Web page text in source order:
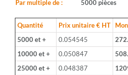
Valeur:
0,33ohm
-
Tol.:
5%
-
Par multiple de :
5000 pièces
Quantité Prix unitaire € HT
5000 et +
0.054545
10000 et +
0.050847
25000 et +
0.048387